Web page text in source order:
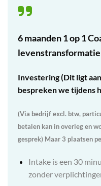
6 maanden 1 op 1
levenstransformatie
Investering (Dit ligt
bespreken we tijdens
(Via bedrijf excl. btw,
betalen kan in overleg en
gesprek) Maar 3 plaatsen
Intake is een 30
zonder